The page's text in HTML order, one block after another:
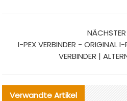
NÄCHSTER
I-PEX VERBINDER - ORIGINAL
VERBINDER |
Verwandte Artikel